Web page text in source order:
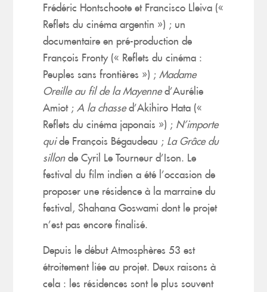
Frédéric Hontschoote et Francisco Lleiva («
Reflets du cinéma argentin ») ; un
documentaire en pré-production de
François Fronty (« Reflets du cinéma :
Peuples sans frontières ») ;Madame
Oreille au fil de la Mayenned’Aurélie
Amiot ;A la chassed’Akihiro Hata («
Reflets du cinéma japonais ») ; N’importe
quide François Bégaudeau ; La Grâce du
sillonde Cyril Le Tourneur d’Ison. Le
festival du film indien a été l’occasion de
proposer une résidence à la marraine du
festival, Shahana Goswami dont le projet
n’est pas encore finalisé.
Depuis le début Atmosphères 53 est
étroitement liée au projet. Deux raisons à
cela : les résidences sont le plus souvent